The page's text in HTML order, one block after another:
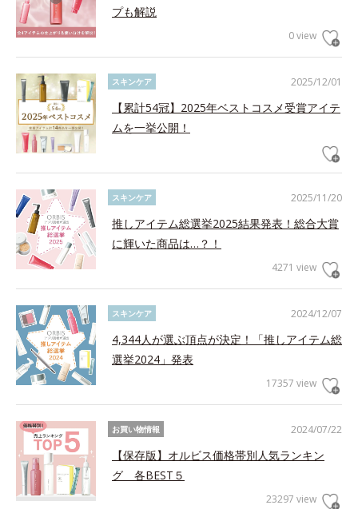
プも解説
0 view
2025/12/01
スキンケア
【累計54冠】2025年ベストコスメ受賞アイテ
ムを一挙公開！
2025/11/20
スキンケア
推しアイテム総選挙2025結果発表！総合大賞
に輝いた商品は…？！
4271 view
2024/12/07
スキンケア
4,344人が選ぶ頂点が決定！「推しアイテム総
選挙2024」発表
17357 view
2024/07/22
お買い物情報
【保存版】オルビス価格帯別人気ランキン
グ 各BEST５
23297 view